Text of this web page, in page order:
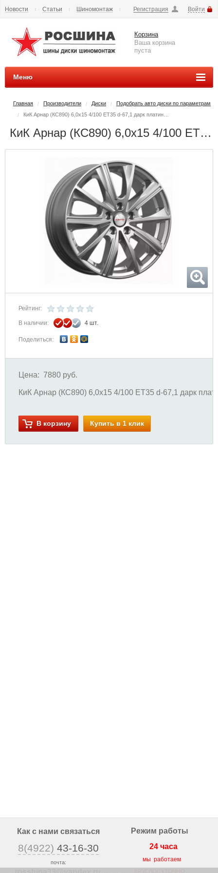
Регистрация Войти
Новости Статьи
Шиномонтаж
Вопросы и ответы
Контакты Наши реквизиты
Корзина
Ваша корзина
пуста
Меню
Главная / Производители / Диски / Подобрать авто диски по параметрам
/
КиК Арнар (КС890) 6,0x15 4/100 ET35 d-67,1 дарк платинум (Арт.77156) - РОСШИНА.РФ шины и диски во Владимире купить
Рейтинг:
В наличии: 4 шт.
Поделиться:
Цена: 7880 руб.
КиК Арнар (КС890) 6,0x15 4/100 ET35 d-67,1 дарк
В корзину Купить в 1 клик
Как с нами связаться
8(4922) 43-16-30
почта:
Режим работы
24 часа
мы работаем